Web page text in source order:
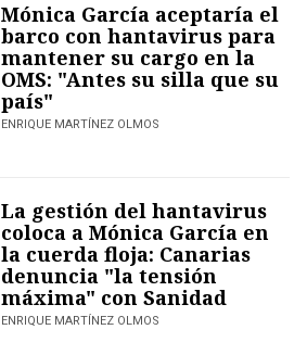
Mónica García aceptaría el
barco con hantavirus para
mantener su cargo en la
OMS: "Antes su silla que su
país"
ENRIQUE MARTÍNEZ OLMOS
La gestión del hantavirus
coloca a Mónica García en
la cuerda floja: Canarias
denuncia "la tensión
máxima" con Sanidad
ENRIQUE MARTÍNEZ OLMOS